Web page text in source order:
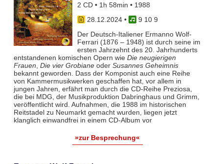
2 CD • 1h 58min • 1988
28.12.2024•
9 10 9
Der Deutsch-Italiener Ermanno Wolf-
Ferrari (1876 – 1948) ist durch seine im
ersten Jahrzehnt des 20. Jahrhunderts
entstandenen komischen Opern wie Die neugierigen
Frauen, Die vier Grobianeoder Susannes Geheimnis
bekannt geworden. Dass der Komponist auch eine Reihe
von Kammermusikwerken geschaffen hat, vor allem in
jungen Jahren, erfährt man durch die CD-Reihe Preziosa,
die bei MDG, der Musikproduktion Dabringhaus und Grimm,
veröffentlicht wird. Aufnahmen, die 1988 im historischen
Reitstadel zu Neumarkt gemacht wurden, liegen jetzt
klanglich einwandfrei in einem CD-Album vor
»zur Besprechung«